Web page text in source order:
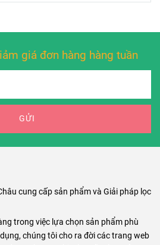
giá đơn hàng hàng tuần
GỬI
cung cấp sản phẩm và Giải pháp lọc
trong việc lựa chọn sản phẩm phù
chúng tôi cho ra đời các trang web